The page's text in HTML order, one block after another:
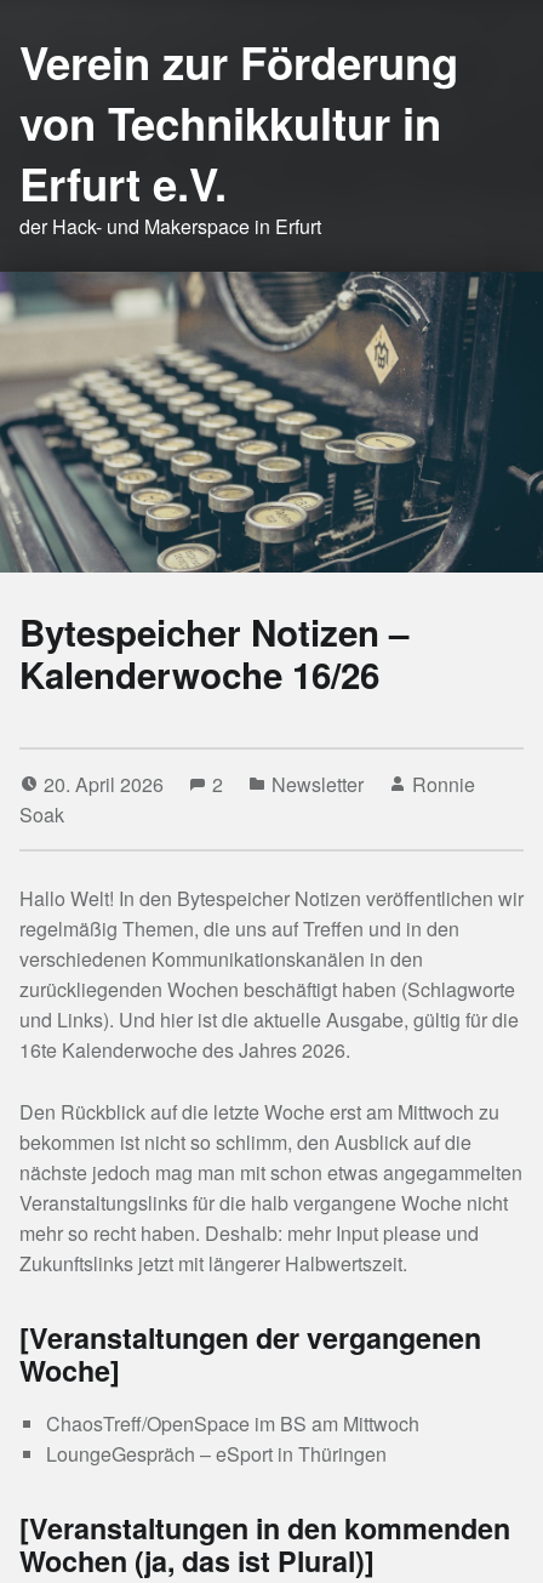
Verein zur Förderung
von Technikkultur in
Erfurt e.V.
der Hack- und Makerspace in Erfurt
Bytespeicher Notizen –
Kalenderwoche 16/26
20. April 2026 2 Newsletter
Ronnie
Soak
Hallo Welt! In den Bytespeicher Notizen veröffentlichen wir
regelmäßig Themen, die uns auf Treffen und in den
verschiedenen Kommunikationskanälen in den
zurückliegenden Wochen beschäftigt haben (Schlagworte
und Links). Und hier ist die aktuelle Ausgabe, gültig für die
16te Kalenderwoche des Jahres 2026.
Den Rückblick auf die letzte Woche erst am Mittwoch zu
bekommen ist nicht so schlimm, den Ausblick auf die
nächste jedoch mag man mit schon etwas angegammelten
Veranstaltungslinks für die halb vergangene Woche nicht
mehr so recht haben. Deshalb: mehr Input please und
Zukunftslinks jetzt mit längerer Halbwertszeit.
[Veranstaltungen der vergangenen
Woche]
ChaosTreff/OpenSpace im BS am Mittwoch
LoungeGespräch – eSport in Thüringen
[Veranstaltungen in den kommenden
Wochen (ja, das ist Plural)]